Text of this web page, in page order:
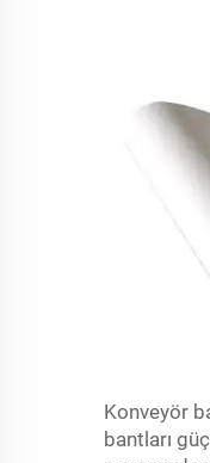
Konveyör
bantları